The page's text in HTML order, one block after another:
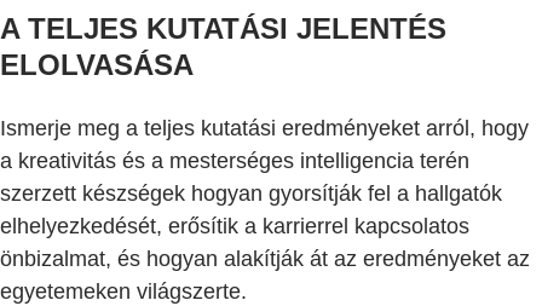
A TELJES KUTATÁSI JELENTÉS
ELOLVASÁSA
Ismerje meg a teljes kutatási eredményeket arról, hogy
a kreativitás és a mesterséges intelligencia terén
szerzett készségek hogyan gyorsítják fel a hallgatók
elhelyezkedését, erősítik a karrierrel kapcsolatos
önbizalmat, és hogyan alakítják át az eredményeket az
egyetemeken világszerte.